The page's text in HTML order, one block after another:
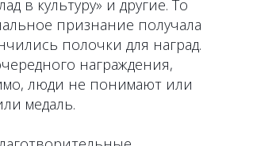
в культуру» и другие. То
признание получала
полочки для наград.
награждения,
люди не понимают или
медаль.